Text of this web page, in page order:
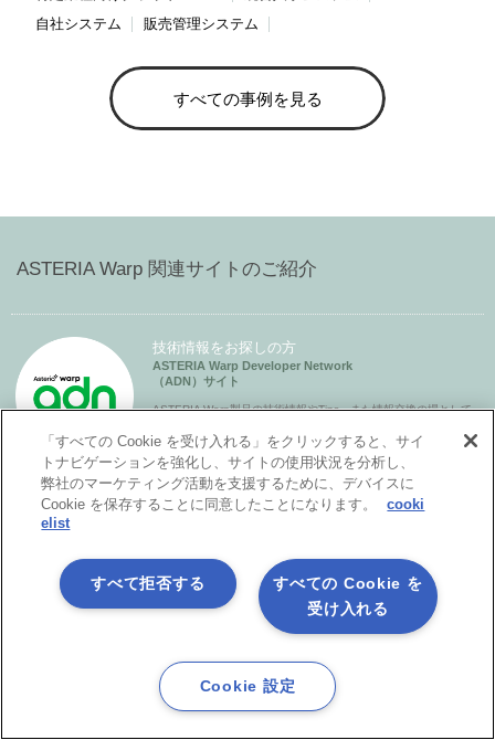
自社システム
販売管理システム
すべての事例を見る
ASTERIA Warp 関連サイトのご紹介
技術情報をお探しの方
ASTERIA Warp Developer Network
（ADN）サイト
ASTERIA Warp製品の技術情報やTips、また情報交換の場として
ASTERIA Warpデベロッパーの方
アステリア製品デベロッパー同士をつなげ、技術情報の共有や
ちょっとしたの疑問解決の場とすることを目的としたコミュニ
ティです。
ASTERIA Warpユーザーの方
ASTERIA Warpユーザーサイト
Login
製品更新版や評価版のダウンロード、各種ドキュメントのご提
「すべての Cookie を受け入れる」をクリックすると、サイ
トナビゲーションを強化し、サイトの使用状況を分析し、
弊社のマーケティング活動を支援するために、デバイスに
Cookie を保存することに同意したことになります。
cooki
elist
すべての Cookie を
受け入れる
すべて拒否する
Cookie 設定